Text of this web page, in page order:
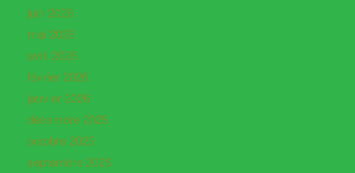
juin 2026
mai 2026
avril 2026
février 2026
janvier 2026
décembre 2025
octobre 2025
septembre 2025